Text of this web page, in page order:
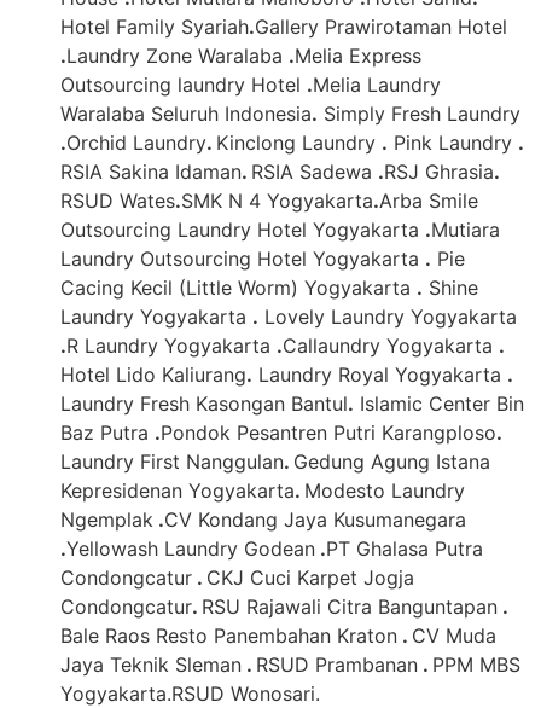
Hotel Family Syariah.Gallery Prawirotaman Hotel
.Laundry Zone Waralaba .Melia Express
Outsourcing laundry Hotel .Melia Laundry
Waralaba Seluruh Indonesia. Simply Fresh Laundry
.Orchid Laundry. Kinclong Laundry . Pink Laundry .
RSIA Sakina Idaman. RSIA Sadewa .RSJ Ghrasia.
RSUD Wates.SMK N 4 Yogyakarta.Arba Smile
Outsourcing Laundry Hotel Yogyakarta .Mutiara
Laundry Outsourcing Hotel Yogyakarta . Pie
Cacing Kecil (Little Worm) Yogyakarta . Shine
Laundry Yogyakarta . Lovely Laundry Yogyakarta
.R Laundry Yogyakarta .Callaundry Yogyakarta .
Hotel Lido Kaliurang. Laundry Royal Yogyakarta .
Laundry Fresh Kasongan Bantul. Islamic Center Bin
Baz Putra .Pondok Pesantren Putri Karangploso.
Laundry First Nanggulan. Gedung Agung Istana
Kepresidenan Yogyakarta. Modesto Laundry
Ngemplak .CV Kondang Jaya Kusumanegara
.Yellowash Laundry Godean .PT Ghalasa Putra
Condongcatur . CKJ Cuci Karpet Jogja
Condongcatur. RSU Rajawali Citra Banguntapan .
Bale Raos Resto Panembahan Kraton . CV Muda
Jaya Teknik Sleman . RSUD Prambanan . PPM MBS
Yogyakarta.RSUD Wonosari.